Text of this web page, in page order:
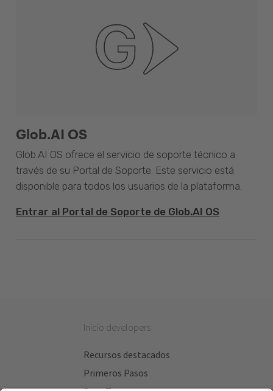
Glob.AI OS
Glob.AI OS ofrece el servicio de soporte técnico a
través de su Portal de Soporte. Este servicio está
disponible para todos los usuarios de la plataforma.
Entrar al Portal de Soporte de Glob.AI OS
Inicio developers
Recursos destacados
Primeros Pasos